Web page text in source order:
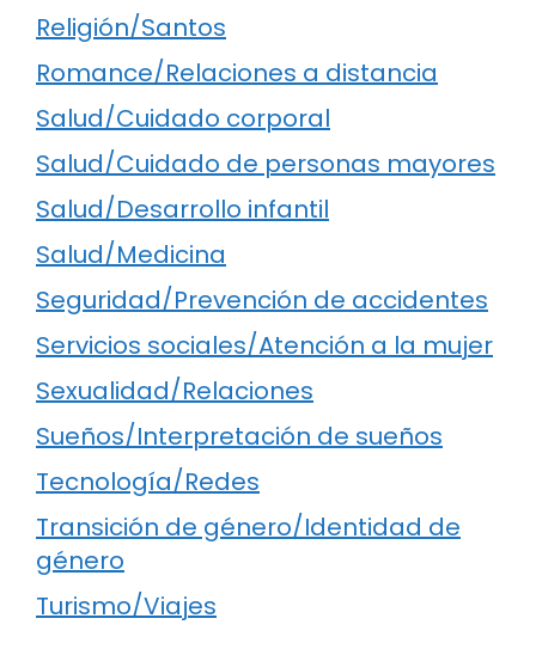
Religión/Santos
Romance/Relaciones a distancia
Salud/Cuidado corporal
Salud/Cuidado de personas mayores
Salud/Desarrollo infantil
Salud/Medicina
Seguridad/Prevención de accidentes
Servicios sociales/Atención a la mujer
Sexualidad/Relaciones
Sueños/Interpretación de sueños
Tecnología/Redes
Transición de género/Identidad de
género
Turismo/Viajes